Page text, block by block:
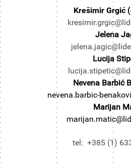
Krešimir Grgić
Jelena
Lucija
Nevena Barbić
nevena.barbic-
Marijan
tel: +385 (1)